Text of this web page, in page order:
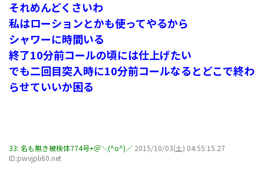
それめんどくさいわ
私はローションとかも使ってやるから
シャワーに時間いる
終了10分前コールの頃には仕上げたい
でも二回目突入時に10分前コールなるとどこで終わ
らせていいか困る
33: 名も無き被検体774号+＠＼(^o^)／ 2015/10/03(土) 04:55:15.27
ID:pwvjpli60.net